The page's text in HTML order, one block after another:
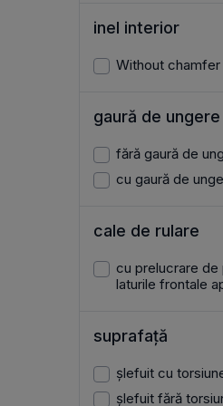
inel interior
Without chamfer
gaură de ungere
fără gaură de
cu gaură de
cale de rulare
cu prelucrare de
laturile frontale
suprafață
șlefuit cu
șlefuit fără